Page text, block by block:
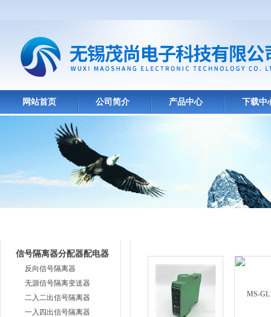
网站首页 公司简介 产品中心 下载中
信号隔离器分配器配电器
反向信号隔离器
无源信号隔离变送器
二入二出信号隔离器
一入四出信号隔离器